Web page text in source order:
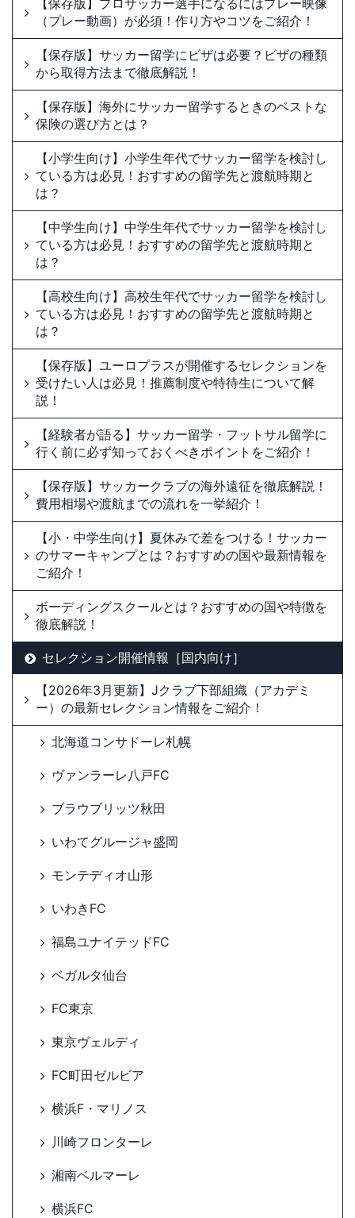
【保存版】プロサッカー選手になるにはプレー映像
（プレー動画）が必須！作り方やコツをご紹介！
【保存版】サッカー留学にビザは必要？ビザの種類
から取得方法まで徹底解説！
【保存版】海外にサッカー留学するときのベストな
保険の選び方とは？
【小学生向け】小学生年代でサッカー留学を検討し
ている方は必見！おすすめの留学先と渡航時期と
は？
【中学生向け】中学生年代でサッカー留学を検討し
ている方は必見！おすすめの留学先と渡航時期と
は？
【高校生向け】高校生年代でサッカー留学を検討し
ている方は必見！おすすめの留学先と渡航時期と
は？
【保存版】ユーロプラスが開催するセレクションを
受けたい人は必見！推薦制度や特待生について解
説！
【経験者が語る】サッカー留学・フットサル留学に
行く前に必ず知っておくべきポイントをご紹介！
【保存版】サッカークラブの海外遠征を徹底解説！
費用相場や渡航までの流れを一挙紹介！
【小・中学生向け】夏休みで差をつける！サッカー
のサマーキャンプとは？おすすめの国や最新情報を
ご紹介！
ボーディングスクールとは？おすすめの国や特徴を
徹底解説！
セレクション開催情報［国内向け］
【2026年3月更新】Jクラブ下部組織（アカデミ
ー）の最新セレクション情報をご紹介！
北海道コンサドーレ札幌
ヴァンラーレ八戸FC
ブラウブリッツ秋田
いわてグルージャ盛岡
モンテディオ山形
いわきFC
福島ユナイテッドFC
ベガルタ仙台
FC東京
東京ヴェルディ
FC町田ゼルビア
横浜F・マリノス
川崎フロンターレ
湘南ベルマーレ
横浜FC